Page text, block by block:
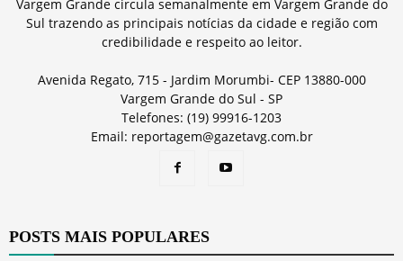
Vargem Grande circula semanalmente em Vargem Grande do
Sul trazendo as principais notícias da cidade e região com
credibilidade e respeito ao leitor.
Avenida Regato, 715 - Jardim Morumbi- CEP 13880-000
Vargem Grande do Sul - SP
Telefones: (19) 99916-1203
Email: reportagem@gazetavg.com.br
POSTS MAIS POPULARES